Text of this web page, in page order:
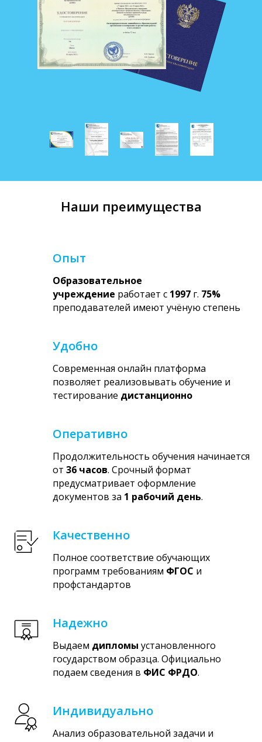
Наши преимущества
Опыт
Образовательное
учреждение работает с 1997 г. 75%
преподавателей имеют учёную степень
Удобно
Современная онлайн платформа
позволяет реализовывать обучение и
тестирование дистанционно
Оперативно
Продолжительность обучения начинается
от 36 часов. Срочный формат
предусматривает оформление
документов за 1 рабочий день.
Качественно
Полное соответствие обучающих
программ требованиям ФГОС и
профстандартов
Надежно
Выдаем дипломы установленного
государством образца. Официально
подаем сведения в ФИС ФРДО.
Индивидуально
Анализ образовательной задачи и